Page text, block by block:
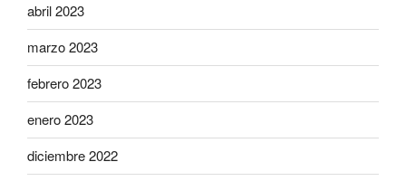
abril 2023
marzo 2023
febrero 2023
enero 2023
diciembre 2022